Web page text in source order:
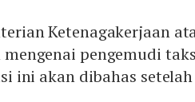
Ketenagakerjaan
pengemudi
ini akan dibahas